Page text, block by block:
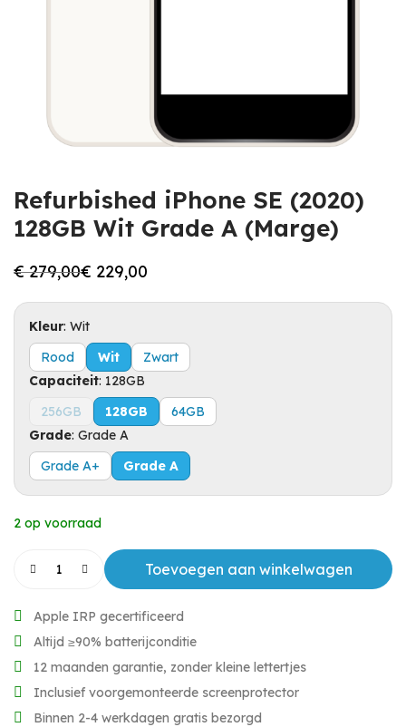
Refurbished iPhone SE (2020)
128GB Wit Grade A (Marge)
€279,00
Oorspronkelijke
was:
€ 279,00.
€ 229,00
Huidige
is:
€ 229,00.
Kleur: Wit
Rood
Wit
Zwart
Capaciteit: 128GB
256GB
128GB
64GB
Grade: Grade A
Grade A+
Grade A
2 op voorraad
Toevoegen aan winkelwagen
Apple IRP gecertificeerd
Altijd ≥90% batterijconditie
12 maanden garantie, zonder kleine lettertjes
Inclusief voorgemonteerde screenprotector
Binnen 2-4 werkdagen gratis bezorgd